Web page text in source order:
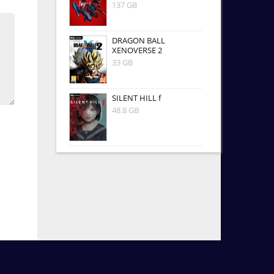
137 GB
DRAGON BALL
XENOVERSE 2
33 GB
SILENT HILL f
48.8 GB